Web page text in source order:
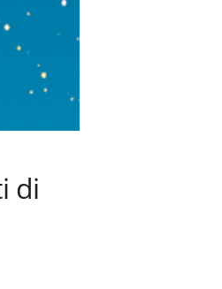
di